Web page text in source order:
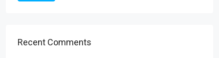
Recent Comments